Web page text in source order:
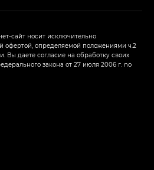
сайт носит исключительно
офертой, определяемой положениями ч.2
Вы даете согласие на обработку своих
закона от 27 июля 2006 г. nо